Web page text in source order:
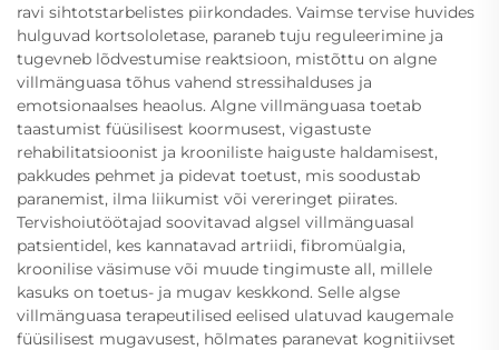
ravi sihtotstarbelistes piirkondades. Vaimse tervise huvides
hulguvad kortsololetase, paraneb tuju reguleerimine ja
tugevneb lõdvestumise reaktsioon, mistõttu on algne
villmänguasa tõhus vahend stressihalduses ja
emotsionaalses heaolus. Algne villmänguasa toetab
taastumist füüsilisest koormusest, vigastuste
rehabilitatsioonist ja krooniliste haiguste haldamisest,
pakkudes pehmet ja pidevat toetust, mis soodustab
paranemist, ilma liikumist või vereringet piirates.
Tervishoiutöötajad soovitavad algsel villmänguasal
patsientidel, kes kannatavad artriidi, fibromüalgia,
kroonilise väsimuse või muude tingimuste all, millele
kasuks on toetus- ja mugav keskkond. Selle algse
villmänguasa terapeutilised eelised ulatuvad kaugemale
füüsilisest mugavusest, hõlmates paranevat kognitiivset